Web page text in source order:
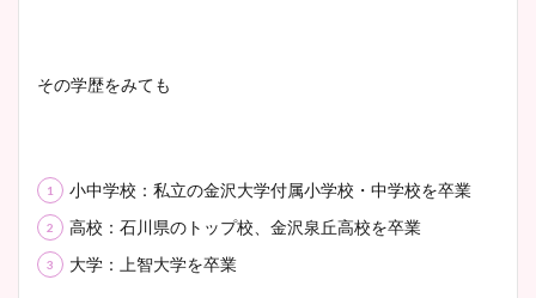
その学歴をみても
小中学校：私立の金沢大学付属小学校・中学校を卒業
高校：石川県のトップ校、金沢泉丘高校を卒業
大学：上智大学を卒業